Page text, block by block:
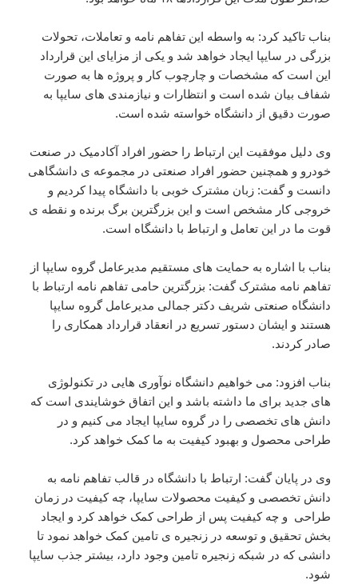
بناب تاکید کرد: به واسطه این تفاهم نامه و تعاملات، تحولات
بزرگی در سایپا ایجاد خواهد شد و یکی از مزایای این قرارداد
این است که مشخصات و چارچوب کار و پروژه ها به صورت
شفاف بیان شده است و انتظارات و نیازمندی های سایپا به
صورت دقیق از دانشگاه خواسته شده است.
وی دلیل موفقیت این ارتباط را حضور افراد آکادمیک در صنعت
خودرو و همچنین حضور افراد صنعتی در مجموعه ی دانشگاهی
دانست و گفت: زبان مشترک خوبی با دانشگاه پیدا کردیم و
خروجی کار مشخص است و این بزرگترین برگ برنده و نقطه ی
قوت ما در این تعامل و ارتباط با دانشگاه است.
بناب با اشاره به حمایت های مستقیم مدیرعامل گروه سایپا از
تفاهم نامه مشترک گفت: بزرگترین حامی تفاهم نامه ارتباط با
دانشگاه صنعتی شریف دکتر جمالی مدیرعامل گروه سایپا
هستند و ایشان دستور تسریع در انعقاد قرارداد همکاری را
صادر کردند.
بناب افزود: می خواهیم دانشگاه نوآوری هایی در تکنولوژی
های جدید برای ما داشته باشد و این اتفاق خوشایندی است که
دانش های تخصصی را در گروه سایپا ایجاد می کنیم و در
طراحی محصول و بهبود کیفیت به ما کمک خواهد کرد.
وی در پایان گفت: ارتباط با دانشگاه در قالب تفاهم نامه به
دانش تخصصی و کیفیت محصولات سایپا، چه کیفیت در زمان
طراحی و چه کیفیت پس از طراحی کمک خواهد کرد و ایجاد
بخش تحقیق و توسعه در زنجیره ی تامین کمک خواهد نمود تا
دانشی که در شبکه زنجیره تامین وجود دارد، بیشتر جذب سایپا
شود.